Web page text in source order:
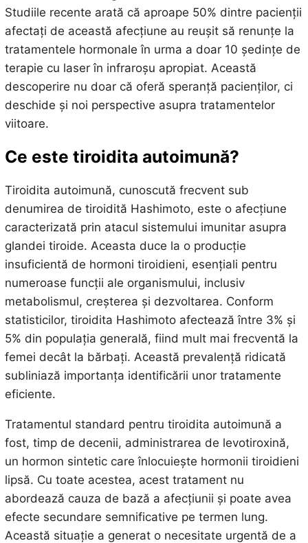
Studiile recente arată că aproape 50% dintre pacienții
afectați de această afecțiune au reușit să renunțe la
tratamentele hormonale în urma a doar 10 ședințe de
terapie cu laser în infraroșu apropiat. Această
descoperire nu doar că oferă speranță pacienților, ci
deschide și noi perspective asupra tratamentelor
viitoare.
Ce este tiroidita autoimună?
Tiroidita autoimună, cunoscută frecvent sub
denumirea de tiroidită Hashimoto, este o afecțiune
caracterizată prin atacul sistemului imunitar asupra
glandei tiroide. Aceasta duce la o producție
insuficientă de hormoni tiroidieni, esențiali pentru
numeroase funcții ale organismului, inclusiv
metabolismul, creșterea și dezvoltarea. Conform
statisticilor, tiroidita Hashimoto afectează între 3% și
5% din populația generală, fiind mult mai frecventă la
femei decât la bărbați. Această prevalență ridicată
subliniază importanța identificării unor tratamente
eficiente.
Tratamentul standard pentru tiroidita autoimună a
fost, timp de decenii, administrarea de levotiroxină,
un hormon sintetic care înlocuiește hormonii tiroidieni
lipsă. Cu toate acestea, acest tratament nu
abordează cauza de bază a afecțiunii și poate avea
efecte secundare semnificative pe termen lung.
Această situație a generat o necesitate urgentă de a